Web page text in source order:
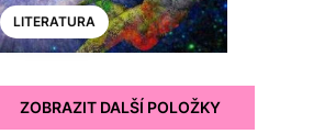
LITERATURA
ZOBRAZIT DALŠÍ POLOŽKY